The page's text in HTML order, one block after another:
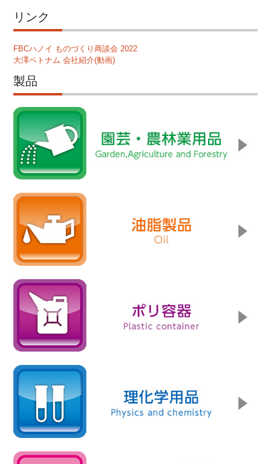
リンク
FBCハノイ ものづくり商談会 2022
大澤ベトナム 会社紹介(動画)
製品